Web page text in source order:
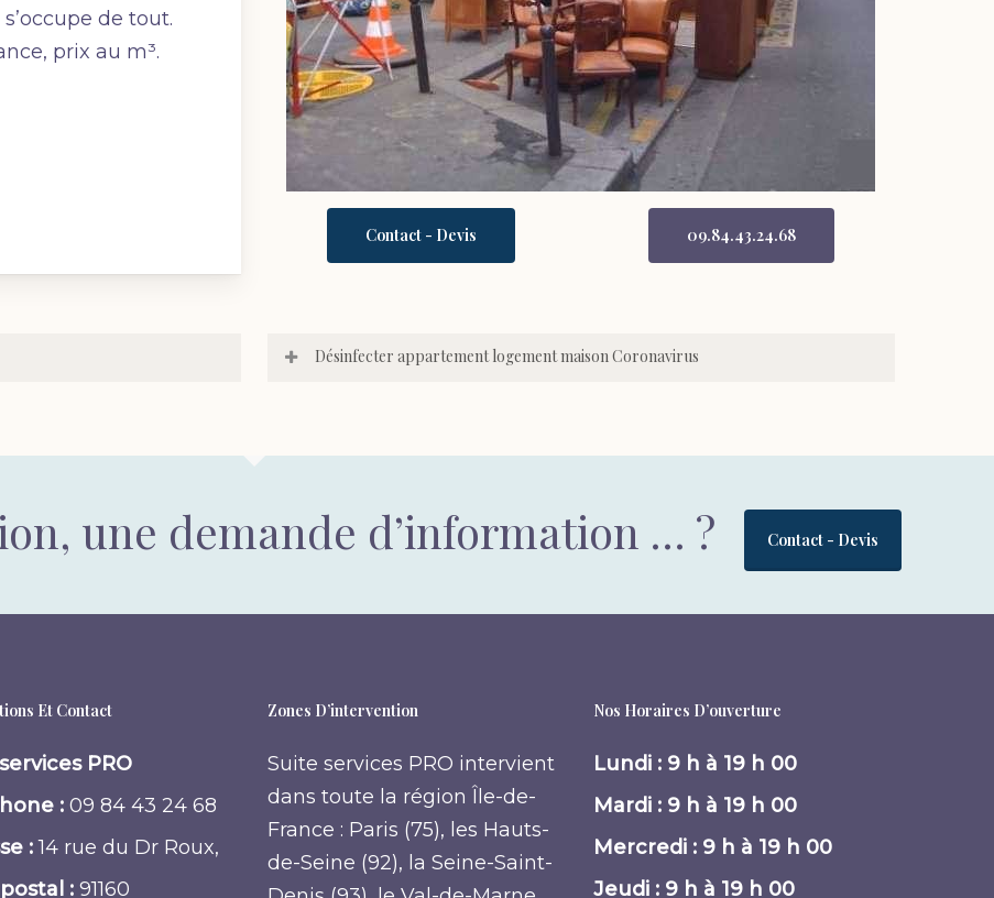
de tout.
prix au m³.
Contact - Devis 09.84.43.24.68
Désinfecter appartement logement maison Coronavirus
une demande d’information … ? Contact - Devis
Et Contact
PRO
:09 84 43 24 68
:14 rue du Dr Roux,
: 91160
Zones D’intervention
Suite services PRO intervient
dans toute la région Île-de-
France : Paris (75), les Hauts-
de-Seine (92), la Seine-Saint-
Nos Horaires D’ouverture
Lundi : 9 h à 19 h 00
Mardi : 9 h à 19 h 00
Mercredi : 9 h à 19 h 00
Jeudi : 9 h à 19 h 00